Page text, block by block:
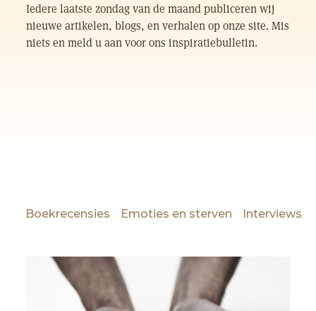
Iedere laatste zondag van de maand publiceren wij
nieuwe artikelen, blogs, en verhalen op onze site. Mis
niets en meld u aan voor ons inspiratiebulletin.
Boekrecensies Emoties en sterven Interviews